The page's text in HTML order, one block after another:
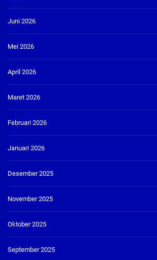
Juni 2026
Mei 2026
April 2026
Maret 2026
Februari 2026
Januari 2026
Desember 2025
November 2025
Oktober 2025
September 2025